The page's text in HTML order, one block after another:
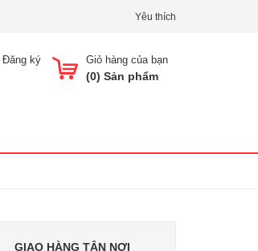
Yêu thích
Giỏ hàng của bạn
(0) Sản phẩm
Đăng ký
GIAO HÀNG TẬN NƠI